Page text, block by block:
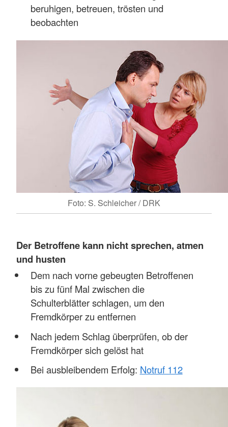
beruhigen, betreuen, trösten und
beobachten
Foto: S. Schleicher / DRK
Der Betroffene kann nicht sprechen, atmen
und husten
Dem nach vorne gebeugten Betroffenen
bis zu fünf Mal zwischen die
Schulterblätter schlagen, um den
Fremdkörper zu entfernen
Nach jedem Schlag überprüfen, ob der
Fremdkörper sich gelöst hat
Bei ausbleibendem Erfolg: Notruf 112